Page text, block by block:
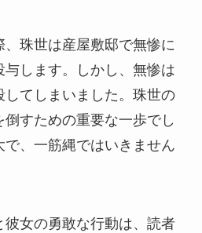
珠世は産屋敷邸で無惨に
します。しかし、無惨は
てしまいました。珠世の
すための重要な一歩でし
、一筋縄ではいきません
女の勇敢な行動は、読者